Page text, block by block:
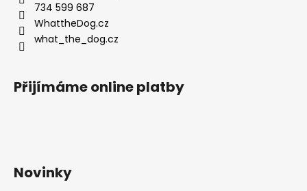
734 599 687
WhattheDog.cz
what_the_dog.cz
Přijímáme online platby
Novinky